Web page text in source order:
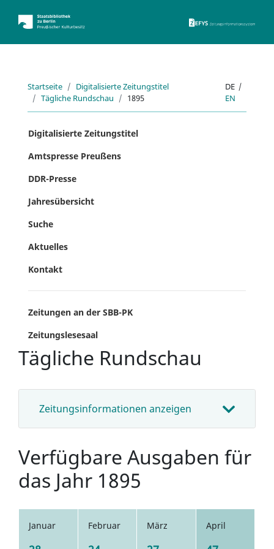
Startseite
Digitalisierte Zeitungstitel
Tägliche Rundschau
1895
DE |
EN
Digitalisierte Zeitungstitel
Amtspresse Preußens
DDR-Presse
Jahresübersicht
Suche
Aktuelles
Kontakt
Zeitungen an der SBB-PK
Zeitungslesesaal
Tägliche Rundschau
Zeitungsinformationen anzeigen
Verfügbare Ausgaben für
das Jahr 1895
Januar Februar März April